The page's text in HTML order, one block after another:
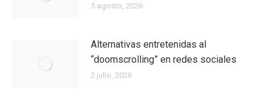
5 agosto, 2026
Alternativas entretenidas al
“doomscrolling” en redes sociales
2 julio, 2026